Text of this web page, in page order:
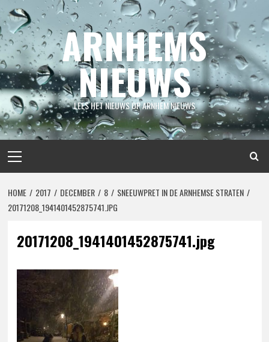
Spring
naar
inhoud
ARNHEMS
NIEUWS
LEES HET NIEUWS OP ARNHEM NIEUWS
menu
HOME 2017 DECEMBER 8
SNEEUWPRET IN DE ARNHEMSE STRATEN
20171208_1941401452875741.JPG
20171208_1941401452875741.jpg